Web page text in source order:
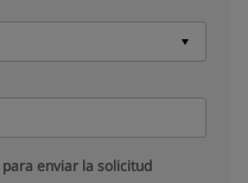
para enviar la solicitud